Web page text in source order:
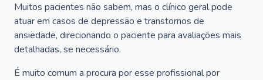
Muitos pacientes não sabem, mas o clínico geral pode
atuar em casos de depressão e transtornos de
ansiedade, direcionando o paciente para avaliações mais
detalhadas, se necessário.
É muito comum a procura por esse profissional por